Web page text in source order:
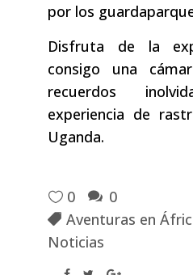
por los
Disfruta de la
consigo una
recuerdos
experiencia de
Uganda.
0
0
Aventuras en
Noticias